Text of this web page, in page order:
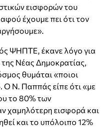
εισφορών του
έχουμε πει ότι τον
ΨΗΠΤΕ, έκανε λόγο για
Νέας Δημοκρατίας,
θυμάται «ποιοι
Ο Ν. Παππάς είπε ότι «με
το 80% των
χαμηλότερη εισφορά και
και το υπόλοιπο 12%